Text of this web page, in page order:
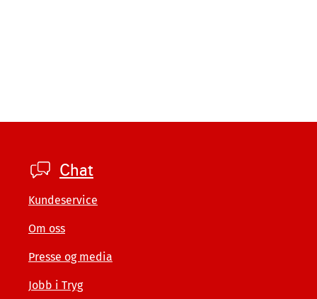
Footer
private
Chat
Kundeservice
Om oss
Presse og media
Jobb i Tryg